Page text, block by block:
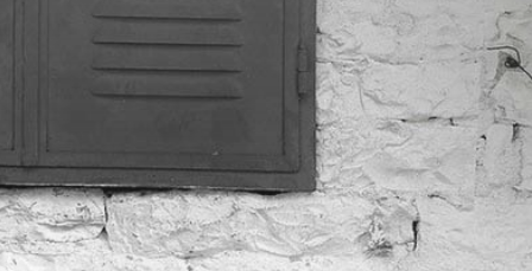
J'ai lu et j'accepte la politique de
confidentialité*
J'accepte de recevoir la newsletter "Les
Envoi